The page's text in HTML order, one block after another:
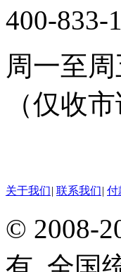
400-833-
周一至
（仅收市
关于我们| 联系我们| 付
© 2008-